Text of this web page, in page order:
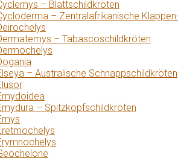
– Blattschildkröten
– Zentralafrikanische
– Tabascoschildkröten
– Australische Schnappschildkröten
– Spitzkopfschildkröten